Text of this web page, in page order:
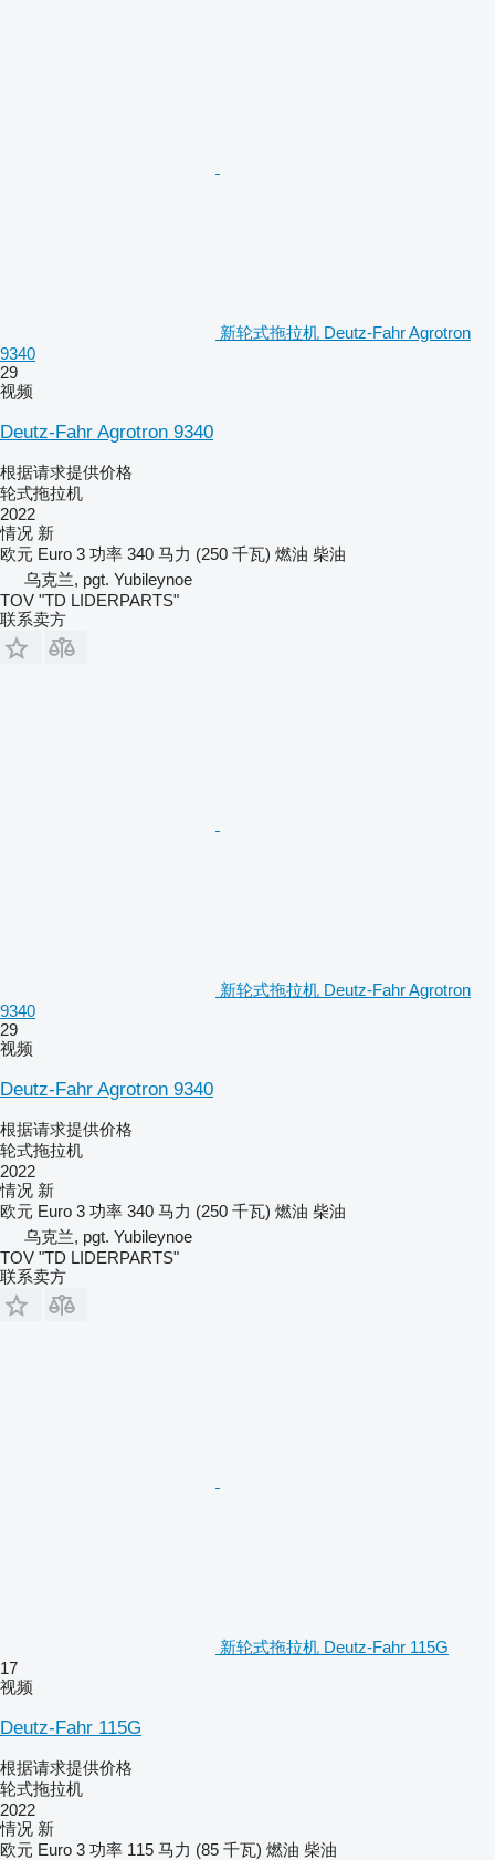
新轮式拖拉机 Deutz-Fahr Agrotron
9340
29
视频
Deutz-Fahr Agrotron 9340
根据请求提供价格
轮式拖拉机
2022
情况 新
欧元 Euro 3 功率 340 马力 (250 千瓦) 燃油 柴油
乌克兰, pgt. Yubileynoe
TOV "TD LIDERPARTS"
联系卖方
新轮式拖拉机 Deutz-Fahr Agrotron
9340
29
视频
Deutz-Fahr Agrotron 9340
根据请求提供价格
轮式拖拉机
2022
情况 新
欧元 Euro 3 功率 340 马力 (250 千瓦) 燃油 柴油
乌克兰, pgt. Yubileynoe
TOV "TD LIDERPARTS"
联系卖方
新轮式拖拉机 Deutz-Fahr 115G
17
视频
Deutz-Fahr 115G
根据请求提供价格
轮式拖拉机
2022
情况 新
欧元 Euro 3 功率 115 马力 (85 千瓦) 燃油 柴油